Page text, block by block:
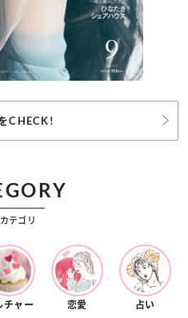
CHECK!
テゴリ
チャー 恋愛 占い